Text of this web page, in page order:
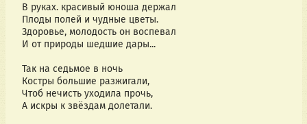
В руках. красивый юноша держал
Плоды полей и чудные цветы.
Здоровье, молодость он воспевал
И от природы шедшие дары...
Так на седьмое в ночь
Костры большие разжигали,
Чтоб нечисть уходила прочь,
А искры к звёздам долетали.